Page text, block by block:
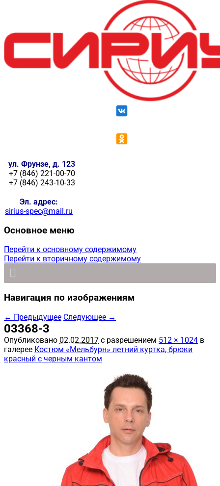
ул. Фрунзе, д. 123
+7 (846) 221-00-70
+7 (846) 243-10-33
Эл. адрес:
sirius-spec@mail.ru
Основное меню
Перейти к основному содержимому
Перейти к вторичному содержимому
Навигация по изображениям
← Предыдущее Следующее →
03368-3
Опубликовано 02.02.2017 с разрешением 512 × 1024 в
галерее Костюм «Мельбурн» летний куртка, брюки
красный с черным кантом